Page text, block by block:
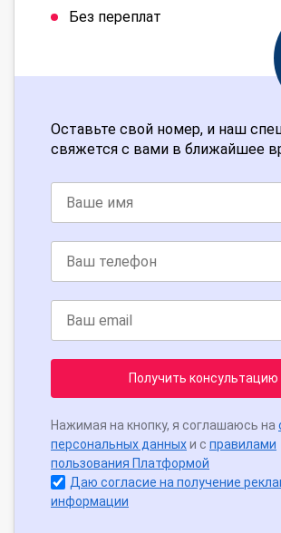
Без переплат
Оставьте свой номер, и наш
свяжется с вами в ближайшее
Получить консультацию
Нажимая на кнопку, я соглашаюсь на
персональных данныхи с правилами
пользования Платформой
Даю согласие на получение
информации